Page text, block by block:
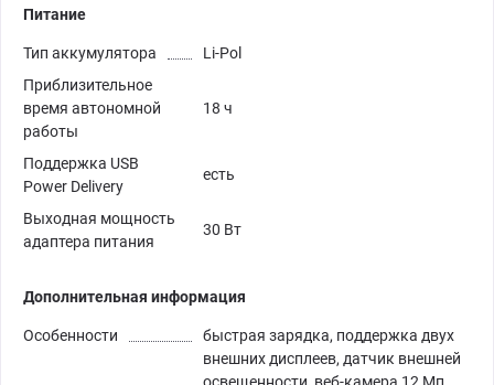
Питание
Тип аккумулятора
Li-Pol
Приблизительное
время автономной
работы
18 ч
Поддержка USB
Power Delivery
есть
Выходная мощность
адаптера питания
30 Вт
Дополнительная информация
Особенности
быстрая зарядка, поддержка двух
внешних дисплеев, датчик внешней